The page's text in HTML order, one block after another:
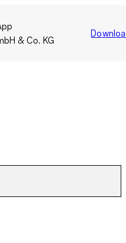
& Co. KG